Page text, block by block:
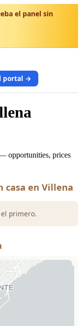
el panel sin
portal →
opportunities, prices
casa en Villena
el primero.